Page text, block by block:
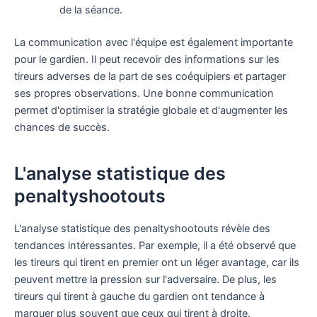
de la séance.
La communication avec l'équipe est également importante
pour le gardien. Il peut recevoir des informations sur les
tireurs adverses de la part de ses coéquipiers et partager
ses propres observations. Une bonne communication
permet d'optimiser la stratégie globale et d'augmenter les
chances de succès.
L'analyse statistique des
penaltyshootouts
L'analyse statistique des penaltyshootouts révèle des
tendances intéressantes. Par exemple, il a été observé que
les tireurs qui tirent en premier ont un léger avantage, car ils
peuvent mettre la pression sur l'adversaire. De plus, les
tireurs qui tirent à gauche du gardien ont tendance à
marquer plus souvent que ceux qui tirent à droite.